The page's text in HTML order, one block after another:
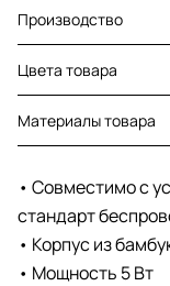
Производство
Цвета товара
Материалы товара
• Совместимо с
стандарт
• Корпус из
• Мощность 5 Вт